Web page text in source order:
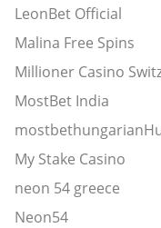
LeonBet Official
Malina Free Spins
Millioner Casino
MostBet India
My Stake Casino
neon 54 greece
Neon54